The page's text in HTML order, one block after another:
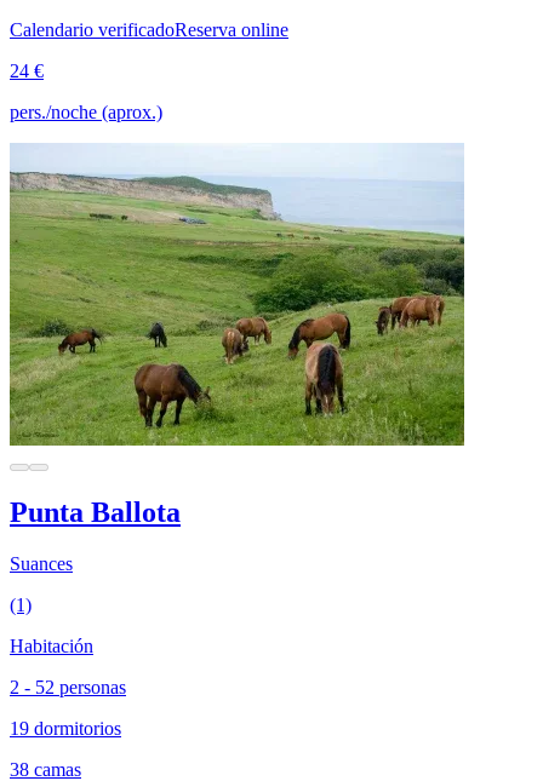
Calendario verificadoReserva online
24 €
pers./noche (aprox.)
Punta Ballota
Suances
(1)
Habitación
2 - 52 personas
19 dormitorios
38 camas